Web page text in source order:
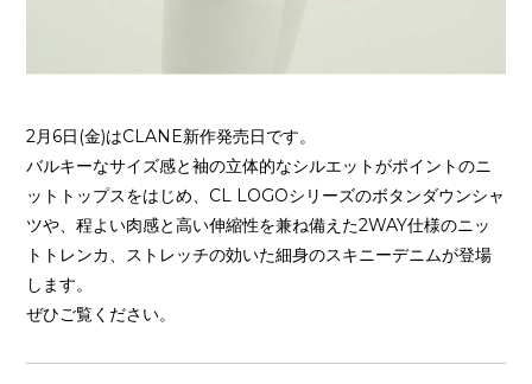
2月6日(金)はCLANE新作発売日です。
バルキーなサイズ感と袖の立体的なシルエットがポイントのニ
ットトップスをはじめ、CL LOGOシリーズのボタンダウンシャ
ツや、程よい肉感と高い伸縮性を兼ね備えた2WAY仕様のニッ
トトレンカ、ストレッチの効いた細身のスキニーデニムが登場
します。
ぜひご覧ください。